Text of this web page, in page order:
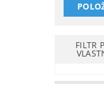
FILTR